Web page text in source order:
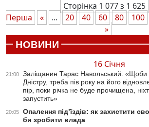
Сторінка 1 077 з 1 625
Перша
« ... 20 40 60 80 100
»
НОВИНИ
16 Січня
21:00
Заліщанин Тарас Навольський: «Щоби
Дністру, треба пів року на його
пір, поки річка не буде прочищена,
запустить»
20:05
Опалення під’їздів: як захистити
би зробити влада